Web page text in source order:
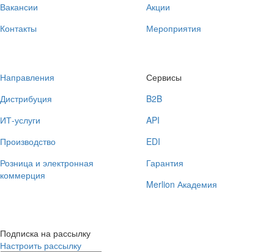
Вакансии
Контакты
Акции
Мероприятия
Направления
Дистрибуция
ИТ-услуги
Производство
Розница и электронная
коммерция
Сервисы
B2B
API
EDI
Гарантия
Merlion Академия
Подписка на рассылку
Настроить рассылку